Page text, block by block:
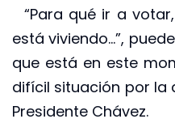
“Para qué ir a
está viviendo…”,
que está en este
difícil situación por la
Presidente Chávez.